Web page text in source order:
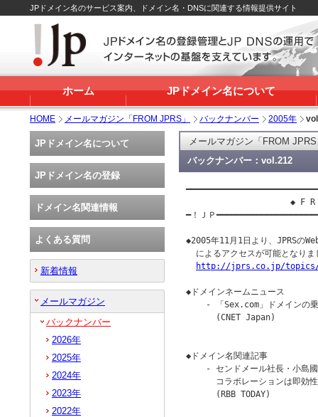
JPドメイン名のサービス案内、ドメイン名・DNSに関連する情報提供サイト
ホーム JPドメイン名について
HOME メールマガジン「FROM JPRS」 バックナンバー 2005年
メールマガジン「FROM
バックナンバー：vol.212
◆ F
━！ＪＰ
◆2005年11月1日より、JPRSの
によるアクセスが可能となりま
http://jprs.co.jp/topics/
◆ドメインネームニュース
- 「Sex.com」ドメインの
      (CNET Japan)
◆ドメイン名関連記事
- センドメール社長・小島
コラボレーションは即効
      (RBB TODAY)
JPドメイン名について
JPドメイン名の登録
ドメイン名関連情報
よくある質問
新着情報
メールマガジン
バックナンバー
2026年
2025年
2024年
2023年
2022年